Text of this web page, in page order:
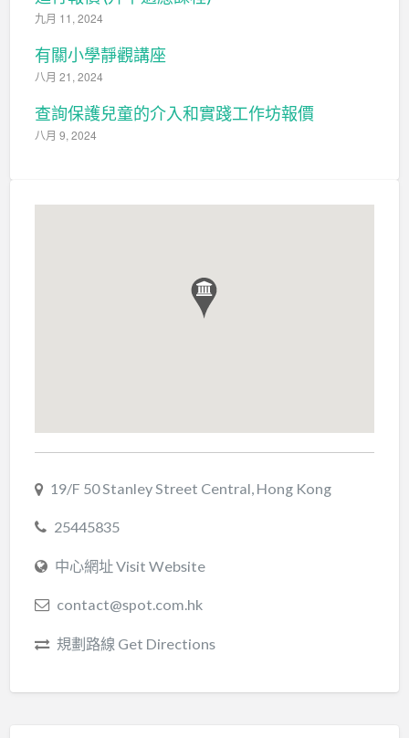
九月 11, 2024
有關小學靜觀講座
八月 21, 2024
查詢保護兒童的介入和實踐工作坊報價
八月 9, 2024
19/F 50 Stanley Street Central, Hong Kong
25445835
中心網址 Visit Website
contact@spot.com.hk
規劃路線 Get Directions